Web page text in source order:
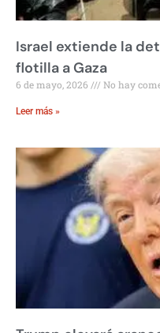
Israel extiende la
flotilla a Gaza
6 de mayo, 2026 No hay
Leer más »